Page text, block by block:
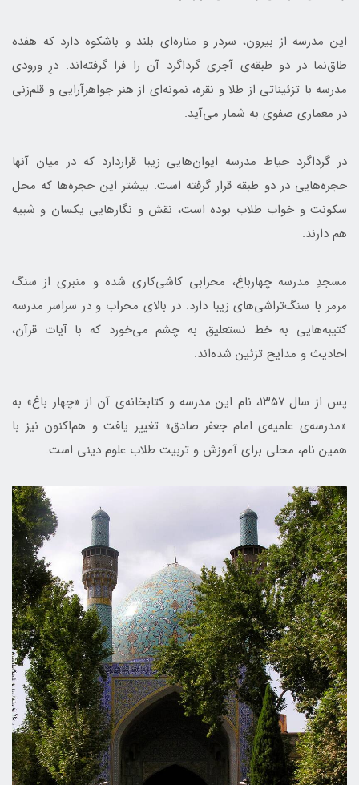
این مدرسه از بیرون، سردر و مناره‌ای بلند و باشکوه دارد که هفده
طاق‌نما در دو طبقه‌ی آجری گرداگرد آن را فرا گرفته‌اند. درِ ورودی
مدرسه با تزئیناتی از طلا و نقره‌، نمونه‌ای از هنر جواهرآرایی و قلم‌زنی
در معماری صفوی به شمار می‌آید.
در گرداگرد حیاط مدرسه ایوان‌هایی زیبا قراردارد که در میان آنها
حجره‌هایی در دو طبقه قرار گرفته است. بیشتر این حجره‌ها که محل
سکونت و خواب طلاب بوده است، نقش و نگارهایی یکسان و شبیه
هم دارند.
مسجدِ مدرسه چهارباغ، محرابی کاشی‌کاری شده و منبری از سنگ
مرمر با سنگ‌تراشی‌های زیبا دارد. در بالای محراب و در سراسر مدرسه
کتیبه‌هایی به خط نستعلیق به چشم می‌خورد که با آیات قرآن،
احادیث و مدایح تزئین شده‌اند.
پس از سال ۱۳۵۷، نام این مدرسه و کتابخانه‌ی آن از «چهار باغ» به
«مدرسه‌ی علمیه‌ی امام جعفر صادق» تغییر یافت و هم‌اکنون نیز با
همین نام، محلی برای آموزش و تربیت طلاب علوم دینی است.